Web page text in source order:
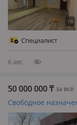
Специалист
6 авг.
50 000 000₸ за всё
Свободное